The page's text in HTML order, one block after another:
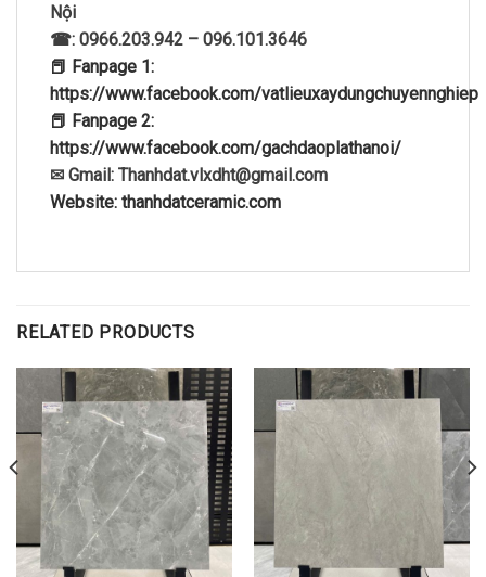
Nội
☎: 0966.203.942 – 096.101.3646
📕 Fanpage 1:
https://www.facebook.com/vatlieuxaydungchuyennghiep
📕 Fanpage 2:
https://www.facebook.com/gachdaoplathanoi/
✉ Gmail: Thanhdat.vlxdht@gmail.com
Website: thanhdatceramic.com
RELATED PRODUCTS